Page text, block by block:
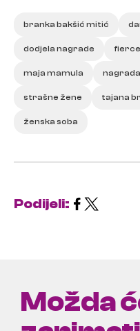
branka bakšić mitić
dodjela nagrade
maja mamula nagrada
strašne žene tajana
ženska soba
Podijeli:
Možda